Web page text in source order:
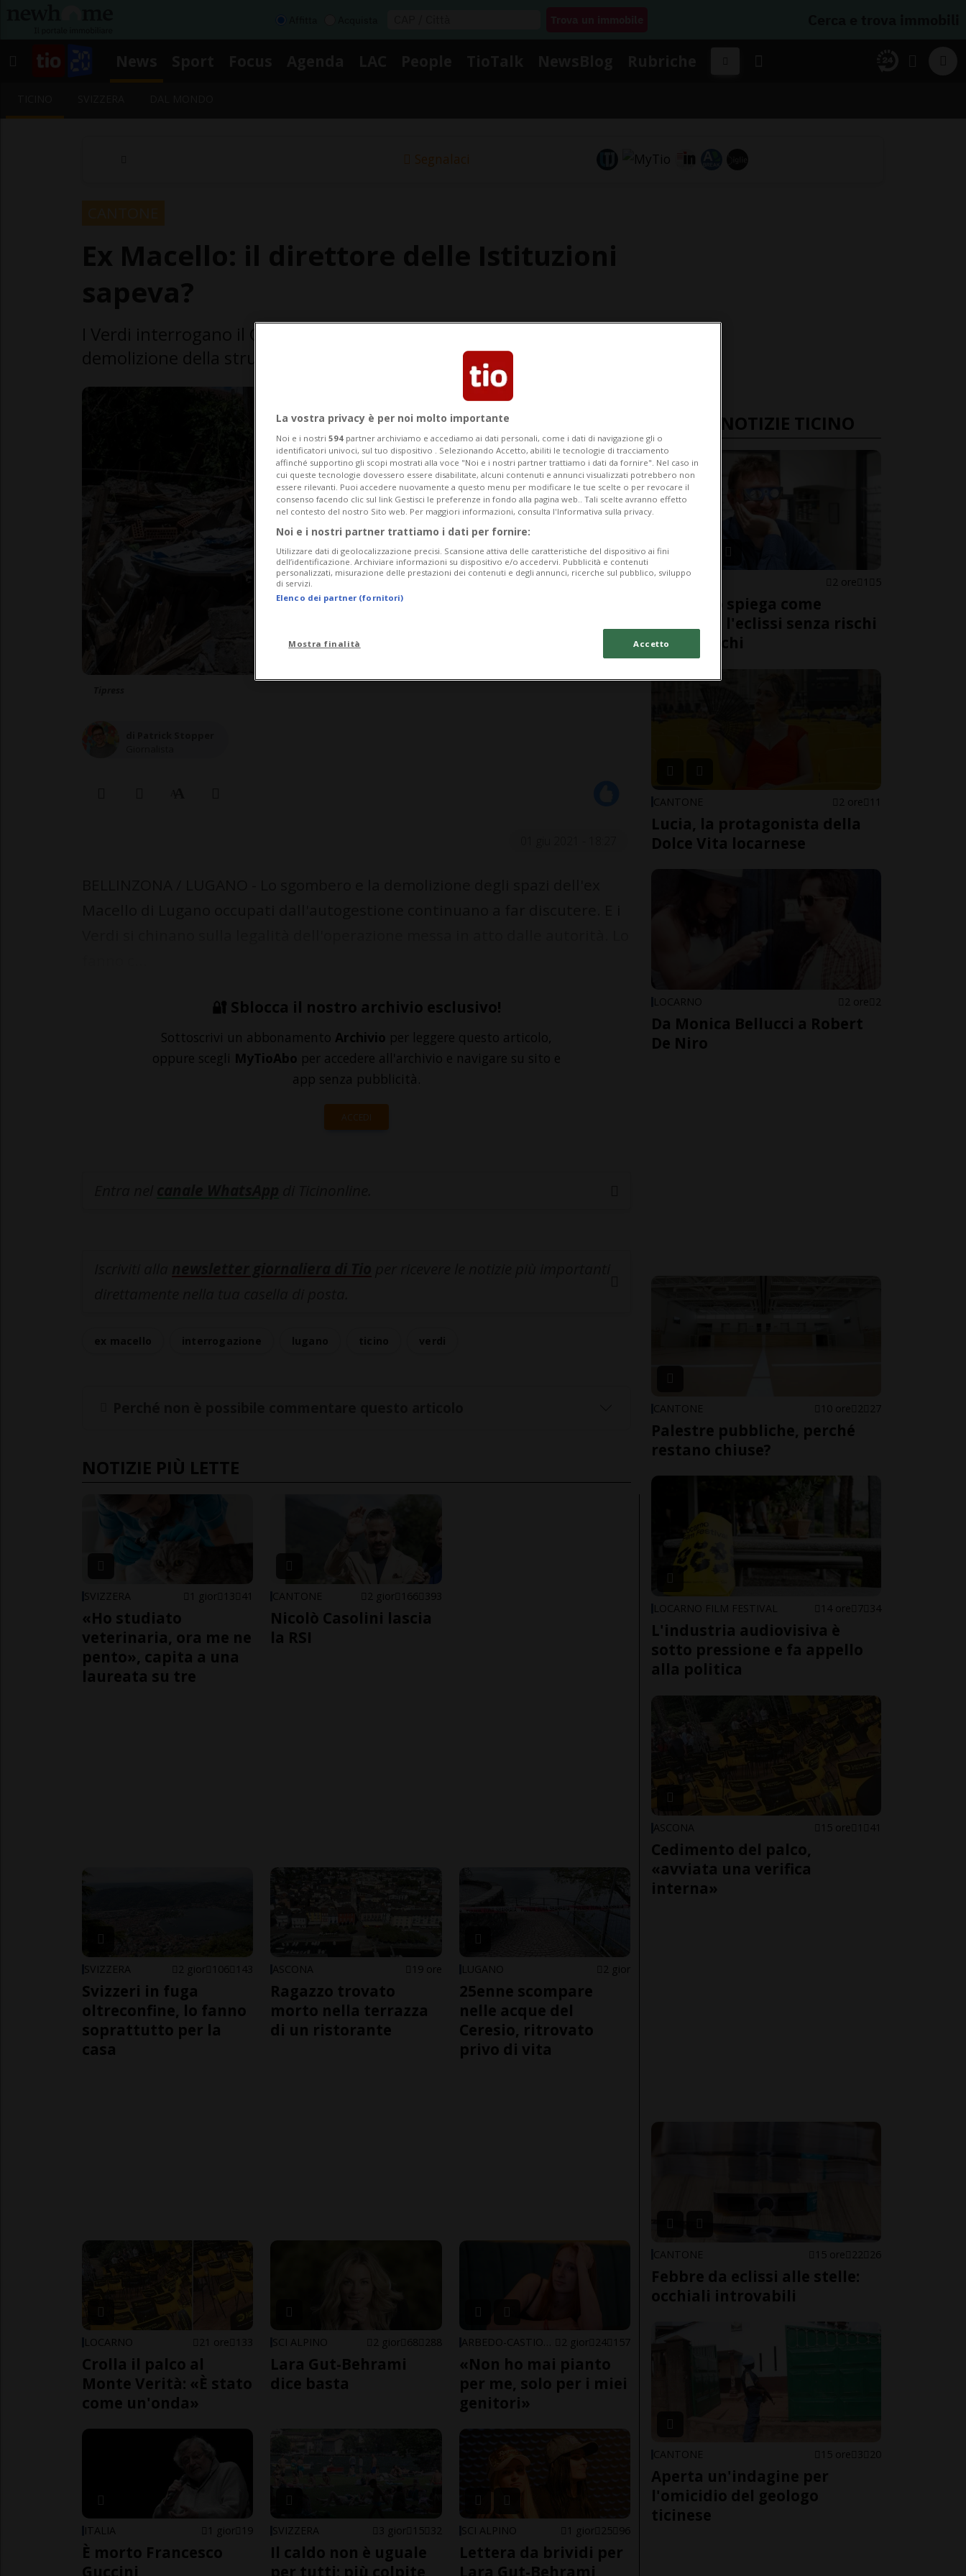
Segnalaci
demolizione della struttura occupata dall'autogestione
🔐 Sblocca il nostro archivio esclusivo!
Sottoscrivi un abbonamento Archivio per leggere questo articolo,
oppure scegli MyTioAbo per accedere all'archivio e navigare su sito e
app senza pubblicità.
ACCEDI
NOTIZIE PIÙ LETTE
SVIZZERA 1 gior 13 41
«Ho studiato
veterinaria, ora me ne
pento», capita a una
laureata su tre
CANTONE 2 gior 166 393
Nicolò Casolini lascia
la RSI
SVIZZERA 2 gior 106 143
Svizzeri in fuga
oltreconfine, lo fanno
soprattutto per la
casa
ASCONA 19 ore
Ragazzo trovato
morto nella terrazza
di un ristorante
LUGANO 2 gior
25enne scompare
nelle acque del
Ceresio, ritrovato
privo di vita
LOCARNO 21 ore 133
Crolla il palco al
Monte Verità: «È stato
come un'onda»
SCI ALPINO 2 gior 68 288
Lara Gut-Behrami
dice basta
2 gior 24 157
«Non ho mai pianto
per me, solo per i miei
genitori»
ITALIA 1 gior 19
È morto Francesco
Guccini
SVIZZERA 3 gior 15 32
Il caldo non è uguale
per tutti: più colpite
SCI ALPINO 1 gior 25 96
Lettera da brividi per
Lara Gut-Behrami
ULTIME NOTIZIE TICINO
CANTONE 2 ore 1 5
L'esperto spiega come
guardare l'eclissi senza rischi
per gli occhi
CANTONE 2 ore 11
Lucia, la protagonista della
Dolce Vita locarnese
LOCARNO 2 ore 2
Da Monica Bellucci a Robert
De Niro
CANTONE 10 ore 2 27
Palestre pubbliche, perché
restano chiuse?
LOCARNO FILM FESTIVAL 14 ore 7 34
L'industria audiovisiva è
sotto pressione e fa appello
alla politica
ASCONA 15 ore 1 41
Cedimento del palco,
«avviata una verifica
interna»
CANTONE 15 ore 22 26
Febbre da eclissi alle stelle:
occhiali introvabili
CANTONE 15 ore 3 20
Aperta un'indagine per
l'omicidio del geologo
ticinese
La vostra privacy è per noi molto importante
Noi e i nostri 594 partner archiviamo e accediamo ai dati personali, come i dati di navigazione gli o
identificatori univoci, sul tuo dispositivo . Selezionando Accetto, abiliti le tecnologie di tracciamento
affinché supportino gli scopi mostrati alla voce "Noi e i nostri partner trattiamo i dati da fornire". Nel caso in
cui queste tecnologie dovessero essere disabilitate, alcuni contenuti e annunci visualizzati potrebbero non
essere rilevanti. Puoi accedere nuovamente a questo menu per modificare le tue scelte o per revocare il
consenso facendo clic sul link Gestisci le preferenze in fondo alla pagina web.. Tali scelte avranno effetto
nel contesto del nostro Sito web. Per maggiori informazioni, consulta l'Informativa sulla privacy.
Noi e i nostri partner trattiamo i dati per fornire:
Utilizzare dati di geolocalizzazione precisi. Scansione attiva delle caratteristiche del dispositivo ai fini
dell’identificazione. Archiviare informazioni su dispositivo e/o accedervi. Pubblicità e contenuti
personalizzati, misurazione delle prestazioni dei contenuti e degli annunci, ricerche sul pubblico, sviluppo
di servizi.
Elenco dei partner (fornitori)
Mostra finalità Accetto